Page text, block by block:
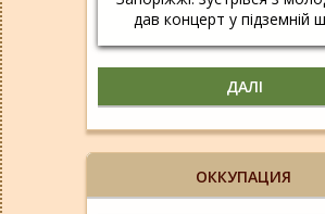
дав концерт у підземній
ДАЛІ
ОККУПАЦИЯ